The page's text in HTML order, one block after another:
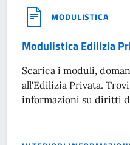
MODULISTICA
Modulistica Edilizia
Scarica i moduli,
all'Edilizia Privata.
informazioni su diritti